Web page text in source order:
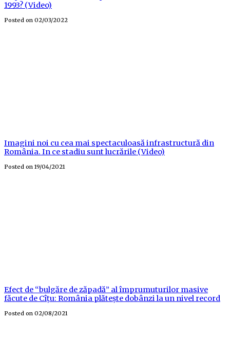
1993? (Video)
Posted on 02/03/2022
Imagini noi cu cea mai spectaculoasă infrastructură din
România. In ce stadiu sunt lucrările (Video)
Posted on 19/04/2021
Efect de “bulgăre de zăpadă” al împrumuturilor masive
făcute de Cîțu: România plătește dobânzi la un nivel record
Posted on 02/08/2021